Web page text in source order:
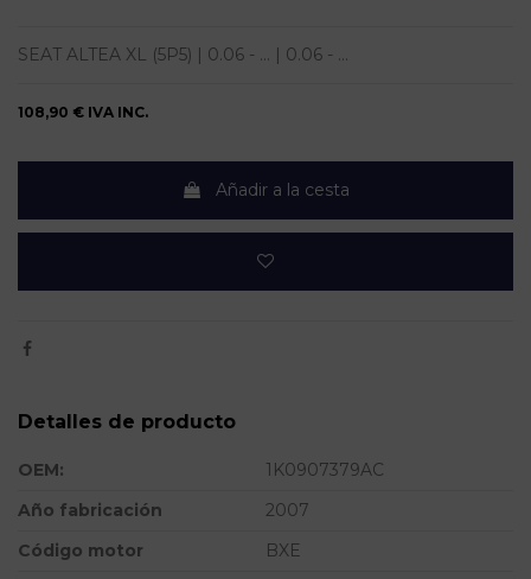
SEAT ALTEA XL (5P5) | 0.06 - ... | 0.06 - ...
108,90 € IVA INC.
Añadir a la cesta
Detalles de producto
OEM:
1K0907379AC
Año fabricación
2007
Código motor
BXE